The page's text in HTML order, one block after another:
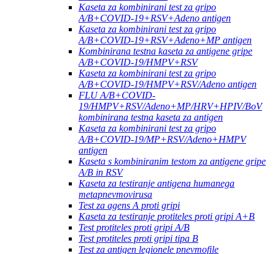
Kaseta za kombinirani test za gripo
A/B+COVID-19+RSV+Adeno antigen
Kaseta za kombinirani test za gripo
A/B+COVID-19+RSV+Adeno+MP antigen
Kombinirana testna kaseta za antigene gripe
A/B+COVID-19/HMPV+RSV
Kaseta za kombinirani test za gripo
A/B+COVID-19/HMPV+RSV/Adeno antigen
FLU A/B+COVID-
19/HMPV+RSV/Adeno+MP/HRV+HPIV/BoV
kombinirana testna kaseta za antigen
Kaseta za kombinirani test za gripo
A/B+COVID-19/MP+RSV/Adeno+HMPV
antigen
Kaseta s kombiniranim testom za antigene gripe
A/B in RSV
Kaseta za testiranje antigena humanega
metapnevmovirusa
Test za agens A proti gripi
Kaseta za testiranje protiteles proti gripi A+B
Test protiteles proti gripi A/B
Test protiteles proti gripi tipa B
Test za antigen legionele pnevmofile